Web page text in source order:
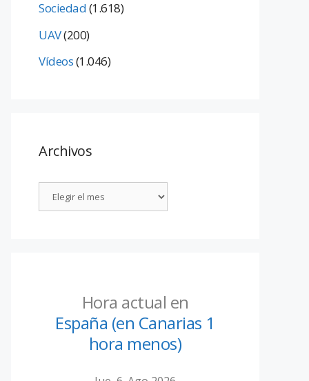
Sociedad(1.618)
UAV(200)
Vídeos(1.046)
Archivos
Hora actual en
España (en Canarias 1
hora menos)